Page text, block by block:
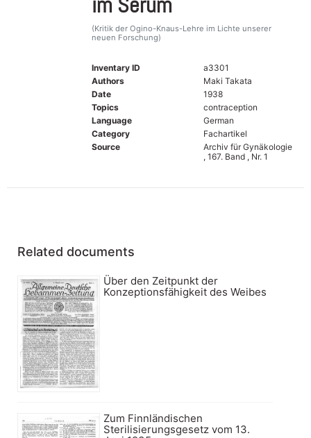
(Kritik der Ogino-Knaus-Lehre im Lichte unserer
neuen Forschung)
Inventary ID
a3301
Authors
Maki Takata
Date
1938
Topics
contraception
Language
German
Category
Fachartikel
Source
Archiv für Gynäkologie
, 167. Band , Nr. 1
Related documents
Über den Zeitpunkt der
Konzeptionsfähigkeit des Weibes
Zum Finnländischen
Sterilisierungsgesetz vom 13.